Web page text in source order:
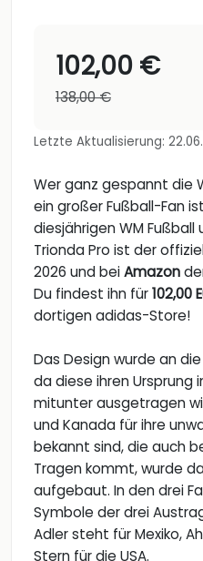
102,00 €
138,00 €
Letzte Aktualisierung:
Wer ganz gespannt die
ein großer Fußball-Fan
diesjährigen WM
Trionda Pro ist der
2026 und beiAmazon
Du findest ihn für102,00
dortigen adidas-Store!
Das Design wurde an
da diese ihren Ursprung
mitunter ausgetragen
und Kanada für ihre
bekannt sind, die auch
Tragen kommt, wurde
aufgebaut. In den drei
Symbole der drei
Adler steht für Mexiko,
Stern für die USA.